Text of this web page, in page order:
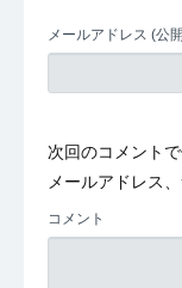
メールアドレス (公
次回のコメント
メールアドレス
コメント